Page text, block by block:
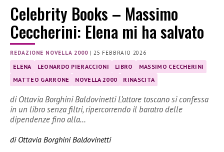
Celebrity Books – Massimo
Ceccherini: Elena mi ha salvato
REDAZIONE NOVELLA 2000| 25 FEBBRAIO 2026
ELENA LEONARDO PIERACCIONI LIBRO
MASSIMO CECCHERINI
MATTEO GARRONE
NOVELLA 2000 RINASCITA
di Ottavia Borghini Baldovinetti L’attore toscano si confessa
in un libro senza filtri, ripercorrendo il baratro delle
dipendenze fino alla…
di Ottavia Borghini Baldovinetti